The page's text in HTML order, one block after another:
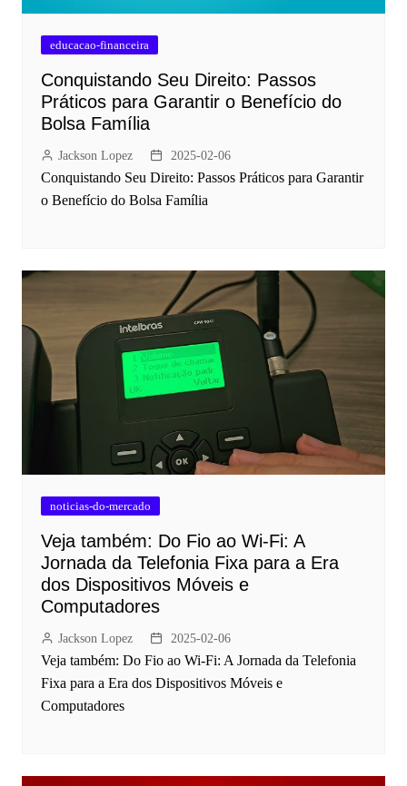
educacao-financeira
Conquistando Seu Direito: Passos
Práticos para Garantir o Benefício do
Bolsa Família
Jackson Lopez 2025-02-06
Conquistando Seu Direito: Passos Práticos para Garantir
o Benefício do Bolsa Família
noticias-do-mercado
Veja também: Do Fio ao Wi-Fi: A
Jornada da Telefonia Fixa para a Era
dos Dispositivos Móveis e
Computadores
Jackson Lopez 2025-02-06
Veja também: Do Fio ao Wi-Fi: A Jornada da Telefonia
Fixa para a Era dos Dispositivos Móveis e
Computadores